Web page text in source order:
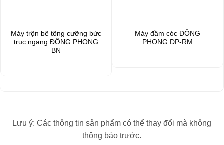
Máy trộn bê tông cưỡng bức
trục ngang ĐÔNG PHONG
BN
Máy đầm cóc ĐÔNG
PHONG DP-RM
Lưu ý: Các thông tin sản phẩm có thể thay đổi mà không
thông báo trước.